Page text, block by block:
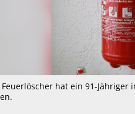
hat ein 91-